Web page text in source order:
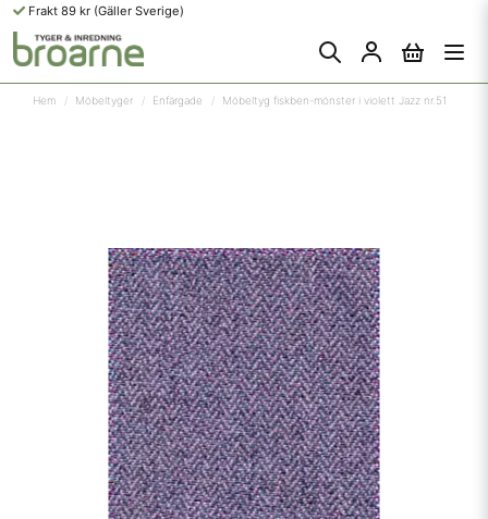
Frakt 89 kr (Gäller Sverige)
Hem Möbeltyger Enfärgade Möbeltyg fiskben-mönster i violett Jazz nr.51